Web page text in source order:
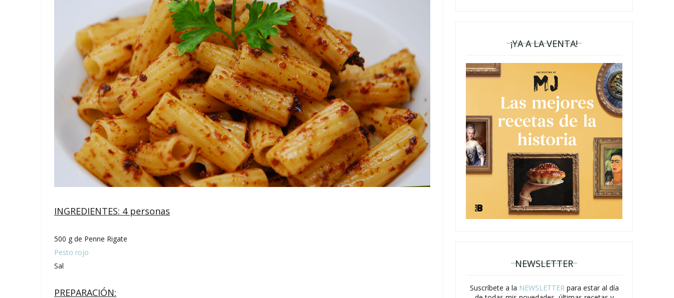
INGREDIENTES: 4 personas
500 g de Penne Rigate
Pesto rojo
Sal
PREPARACIÓN:
¡YA A LA VENTA!
NEWSLETTER
Suscríbete a la NEWSLETTERpara estar al día